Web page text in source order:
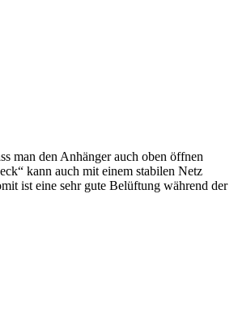
man den Anhänger auch oben öffnen
kann auch mit einem stabilen Netz
ist eine sehr gute Belüftung während der